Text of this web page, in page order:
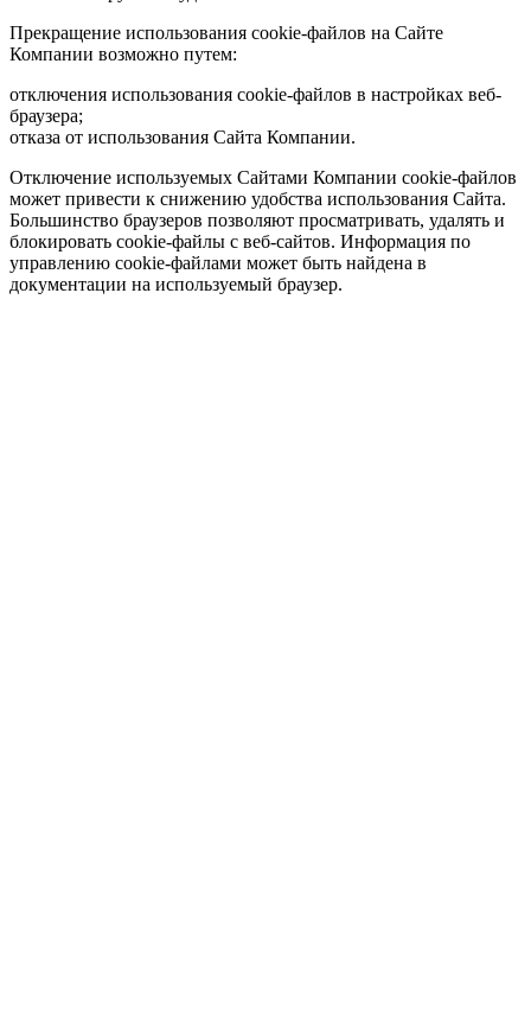
Прекращение использования cookie-файлов на Сайте
Компании возможно путем:
отключения использования cookie-файлов в настройках веб-
браузера;
отказа от использования Сайта Компании.
Отключение используемых Сайтами Компании cookie-файлов
может привести к снижению удобства использования Сайта.
Большинство браузеров позволяют просматривать, удалять и
блокировать cookie-файлы c веб-сайтов. Информация по
управлению cookie-файлами может быть найдена в
документации на используемый браузер.